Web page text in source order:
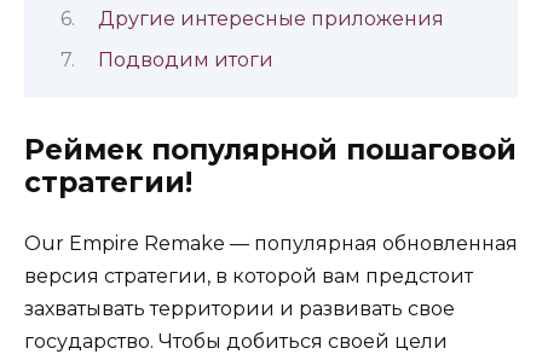
Другие интересные приложения
Подводим итоги
Реймек популярной пошаговой
стратегии!
Our Empire Remake — популярная обновленная
версия стратегии, в которой вам предстоит
захватывать территории и развивать свое
государство. Чтобы добиться своей цели